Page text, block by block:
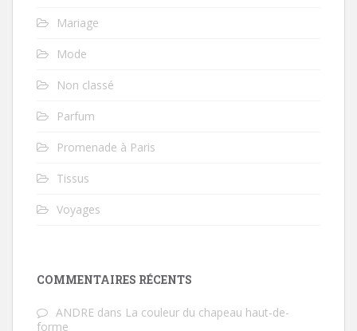
Mariage
Mode
Non classé
Parfum
Promenade à Paris
Tissus
Voyages
COMMENTAIRES RÉCENTS
ANDRE dans La couleur du chapeau haut-de-
forme